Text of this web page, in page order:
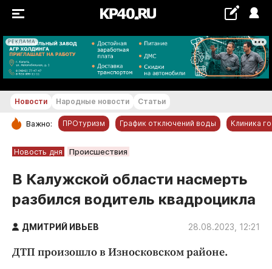
РЕКЛАМА
+27...+28 °С
РУБРИКИ
Новости компаний
Статьи
Народные новости
Благоустройство
Новости Народные новости Статьи
Важно: ПРОтуризм График отключений воды Клиника
Новость дня Происшествия
В Калужской области насмерть
разбился водитель квадроцикла
ДМИТРИЙ ИВЬЕВ 28.08.2023, 12:21
ДТП произошло в Износковском районе.